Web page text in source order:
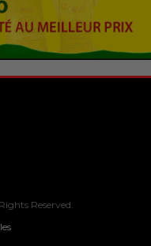
Reserved.